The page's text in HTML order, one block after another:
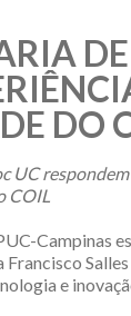
DO
UC
COIL
Campinas
e